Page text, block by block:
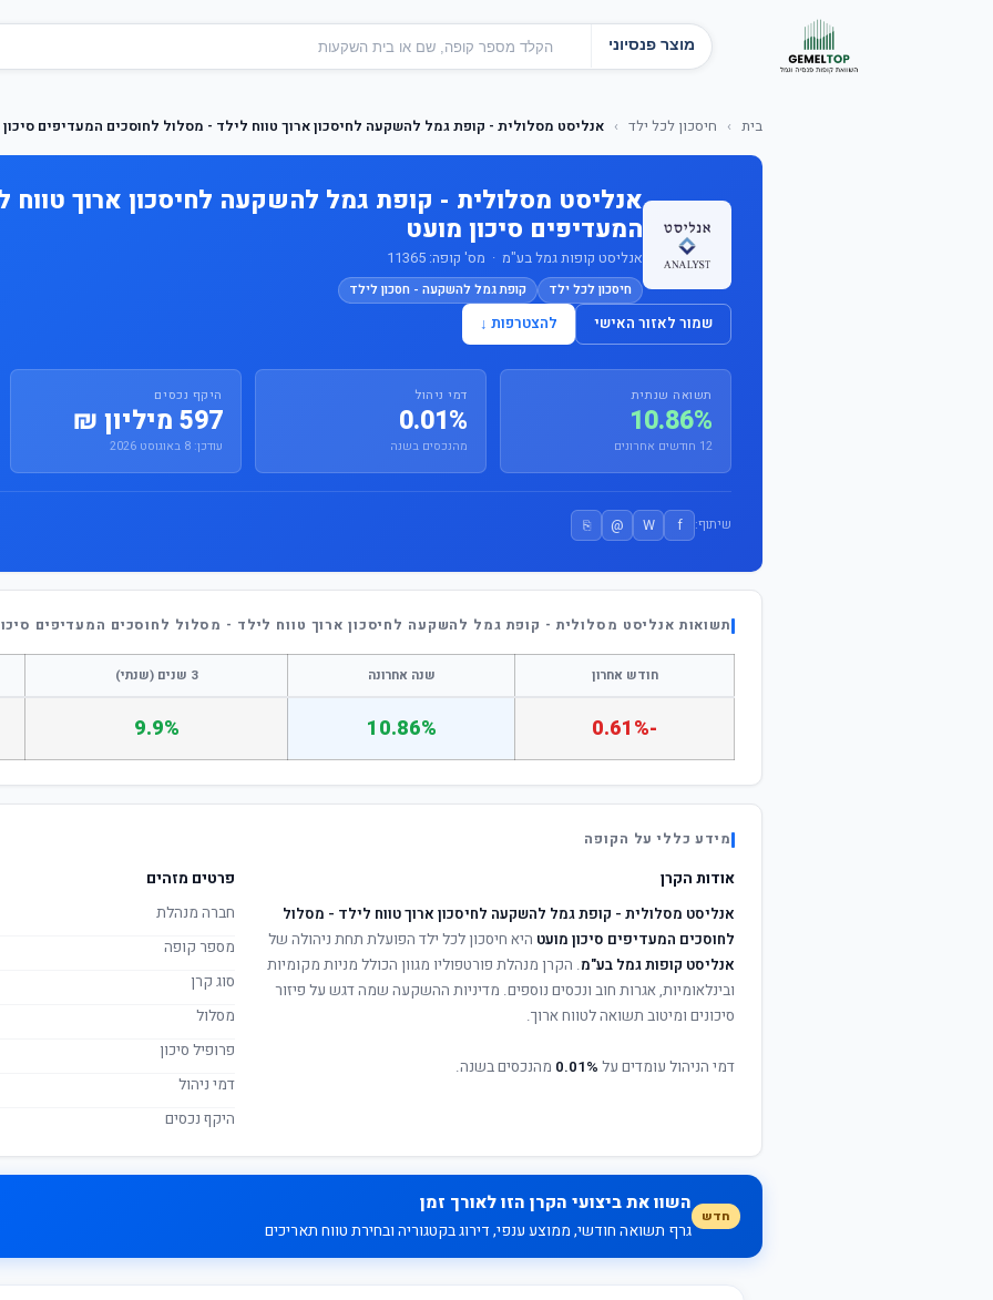
מוצר פנסיוני
בית › חיסכון לכל ילד › אנליסט מסלולית - קופת גמל להשקעה לחיסכון ארוך טווח לילד - מסלול לחוסכים המעדיפים
אנליסט מסלולית - קופת גמל להשקעה לחיסכון ארוך טווח
המעדיפים סיכון מועט
אנליסט קופות גמל בע"מ · מס' קופה: 11365
חיסכון לכל ילד קופת גמל להשקעה - חסכון לילד
שמור לאזור האישי להצטרפות ↓
תשואה שנתית
10.86%
12 חודשים אחרונים
דמי ניהול
0.01%
מהנכסים בשנה
היקף נכסים
597 מיליון ₪
עודכן: 8 באוגוסט 2026
שיתוף: f
W
@
⎘
תשואות אנליסט מסלולית - קופת גמל להשקעה לחיסכון ארוך טווח לילד - מסלול לחוסכים המעדיפים
חודש אחרון שנה אחרונה 3 שנים (שנתי)
-0.61%
10.86%
9.9%
מידע כללי על הקופה
אודות הקרן
אנליסט מסלולית - קופת גמל להשקעה לחיסכון ארוך טווח לילד - מסלול
לחוסכים המעדיפים סיכון מועט היא חיסכון לכל ילד הפועלת תחת ניהולה של
אנליסט קופות גמל בע"מ. הקרן מנהלת פורטפוליו מגוון הכולל מניות מקומיות
ובינלאומיות, אגרות חוב ונכסים נוספים. מדיניות ההשקעה שמה דגש על פיזור
סיכונים ומיטוב תשואה לטווח ארוך.
דמי הניהול עומדים על 0.01% מהנכסים בשנה.
פרטים מזהים
חברה מנהלת
מספר קופה
סוג קרן
מסלול
פרופיל סיכון
דמי ניהול
היקף נכסים
חדש
השוו את ביצועי הקרן הזו לאורך זמן
גרף תשואה חודשי, ממוצע ענפי, דירוג בקטגוריה ובחירת טווח תאריכים